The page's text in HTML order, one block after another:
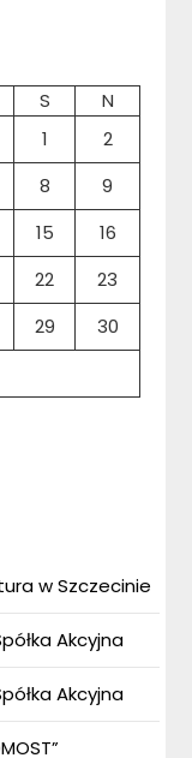
S
N
1
2
8
9
15
16
22
23
29
30
w Szczecinie
Akcyjna
Akcyjna